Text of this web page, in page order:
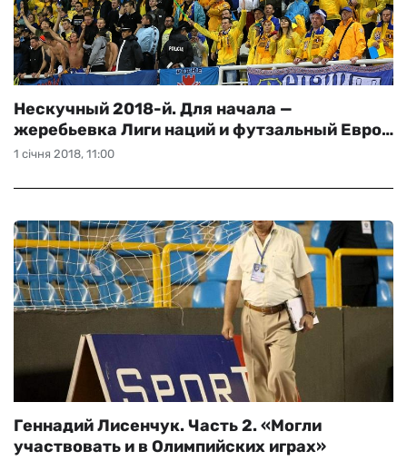
1 січня 2018, 11:00
Нескучный 2018-й. Для начала —
жеребьевка Лиги наций и футзальный Евро…
Геннадий Лисенчук. Часть 2. «Могли
участвовать и в Олимпийских играх»